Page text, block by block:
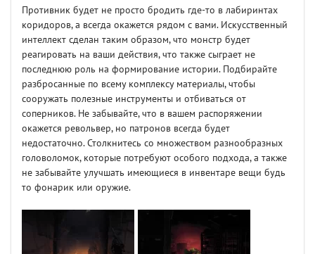
Противник будет не просто бродить где-то в лабиринтах
коридоров, а всегда окажется рядом с вами. Искусственный
интеллект сделан таким образом, что монстр будет
реагировать на ваши действия, что также сыграет не
последнюю роль на формирование истории. Подбирайте
разбросанные по всему комплексу материалы, чтобы
сооружать полезные инструменты и отбиваться от
соперников. Не забывайте, что в вашем распоряжении
окажется револьвер, но патронов всегда будет
недостаточно. Столкнитесь со множеством разнообразных
головоломок, которые потребуют особого подхода, а также
не забывайте улучшать имеющиеся в инвентаре вещи будь
то фонарик или оружие.